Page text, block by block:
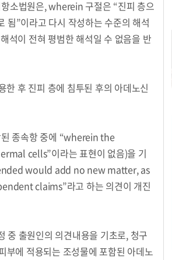
소법원은, wherein 구절은 “진피 층으
”이라고 다시 작성하는 수준의 해석
석이 전혀 평범한 해석일 수 없음을 반
후 진피 층에 침투된 후의 아데노신
된 종속항 중에 “wherein the
cells”이라는 표현이 없음)을 기
would add no new matter, as
claims”라고 하는 의견이 개진
중 출원인의 의견내용을 기초로, 청구
에 적용되는 조성물에 포함된 아데노